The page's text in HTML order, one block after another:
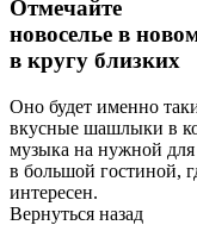
Отмечайте
новоселье в
в кругу близких
Оно будет именно
вкусные шашлыки в
музыка на нужной
в большой гостиной,
интересен.
Вернуться назад